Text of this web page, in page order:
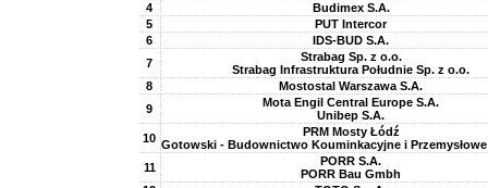
4
Budimex S.A.
5
PUT Intercor
6
IDS-BUD S.A.
7
Strabag Sp. z o.o.
Strabag Infrastruktura Południe Sp. z o.o.
8
Mostostal Warszawa S.A.
9
Mota Engil Central Europe S.A.
Unibep S.A.
10
PRM Mosty Łódź
Gotowski - Budownictwo Kouminkacyjne i
11
PORR S.A.
PORR Bau Gmbh